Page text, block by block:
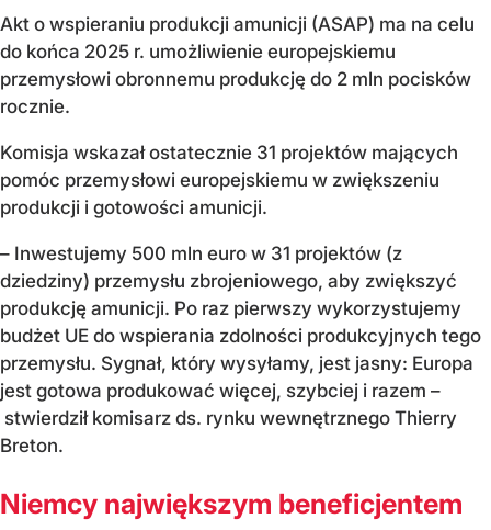
Akt o wspieraniu produkcji amunicji (ASAP) ma na celu
do końca 2025 r. umożliwienie europejskiemu
przemysłowi obronnemu produkcję do 2 mln pocisków
rocznie.
Komisja wskazał ostatecznie 31 projektów mających
pomóc przemysłowi europejskiemu w zwiększeniu
produkcji i gotowości amunicji.
– Inwestujemy 500 mln euro w 31 projektów (z
dziedziny) przemysłu zbrojeniowego, aby zwiększyć
produkcję amunicji. Po raz pierwszy wykorzystujemy
budżet UE do wspierania zdolności produkcyjnych tego
przemysłu. Sygnał, który wysyłamy, jest jasny: Europa
jest gotowa produkować więcej, szybciej i razem –
stwierdził komisarz ds. rynku wewnętrznego Thierry
Breton.
Niemcy największym beneficjentem